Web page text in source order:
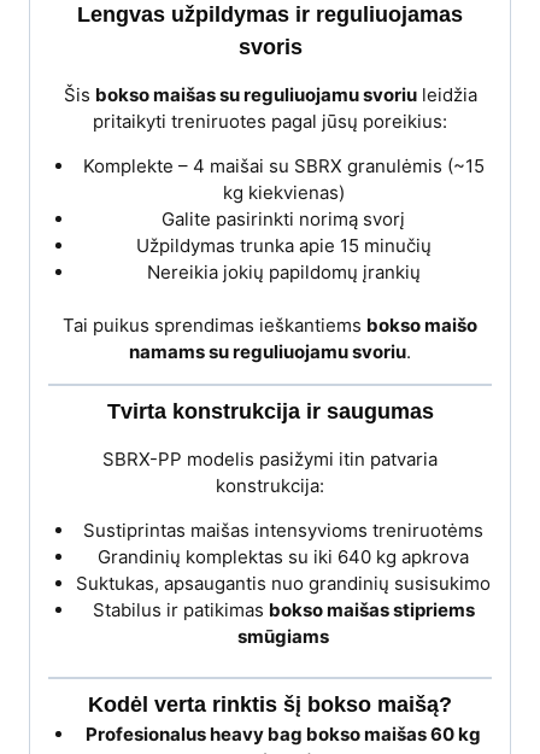
Lengvas užpildymas ir reguliuojamas
svoris
Šis bokso maišas su reguliuojamu svoriuleidžia
pritaikyti treniruotes pagal jūsų poreikius:
Komplekte – 4 maišai su SBRX granulėmis (~15
kg kiekvienas)
Galite pasirinkti norimą svorį
Užpildymas trunka apie 15 minučių
Nereikia jokių papildomų įrankių
Tai puikus sprendimas ieškantiems bokso maišo
namams su reguliuojamu svoriu.
Tvirta konstrukcija ir saugumas
SBRX-PP modelis pasižymi itin patvaria
konstrukcija:
Sustiprintas maišas intensyvioms treniruotėms
Grandinių komplektas su iki 640 kg apkrova
Suktukas, apsaugantis nuo grandinių susisukimo
Stabilus ir patikimas bokso maišas stipriems
smūgiams
Kodėl verta rinktis šį bokso maišą?
Profesionalus heavy bag bokso maišas 60 kg